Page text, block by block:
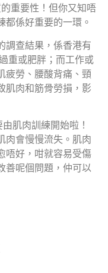
重要性！但你又知唔
都係好重要的一環。
調查結果，係香港有
重或肥胖；而工作或
疲勞、腰酸背痛、頸
肌肉和筋骨勞損，影
肌肉訓練開始啦！
肉會慢慢流失。肌肉
唔好，咁就容易受傷
善呢個問題，仲可以